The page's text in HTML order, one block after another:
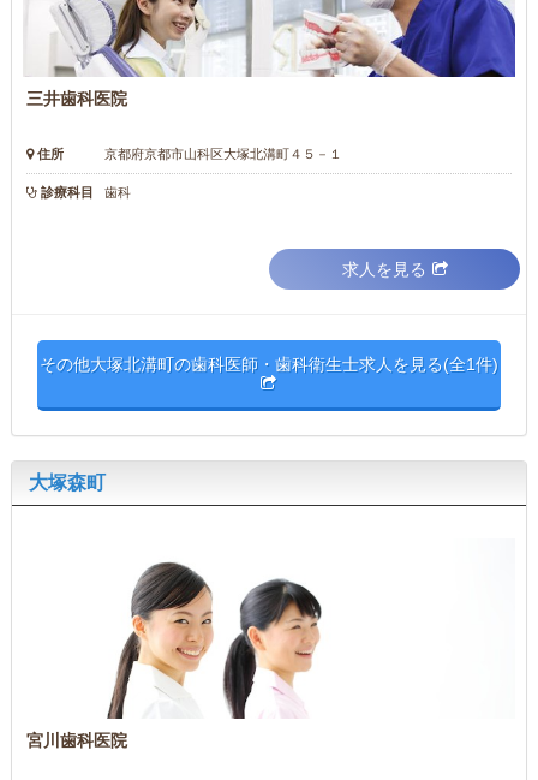
三井歯科医院
住所 京都府京都市山科区大塚北溝町４５－１
診療科目 歯科
求人を見る
その他大塚北溝町の歯科医師・歯科衛生士求人を見る(全1件)
大塚森町
宮川歯科医院